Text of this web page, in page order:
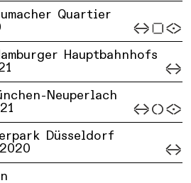
Quartier
Hauptbahnhofs
Neuperlach
Düsseldorf